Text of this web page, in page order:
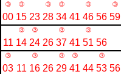
③ ③ ③ ③ ③ ③
00 15 23 28 34 41 46 56 59
③ ③ ③ ③
11 14 24 26 37 41 51 56
③ ③ ③ ③ ③
03 11 16 26 29 41 44 53 56